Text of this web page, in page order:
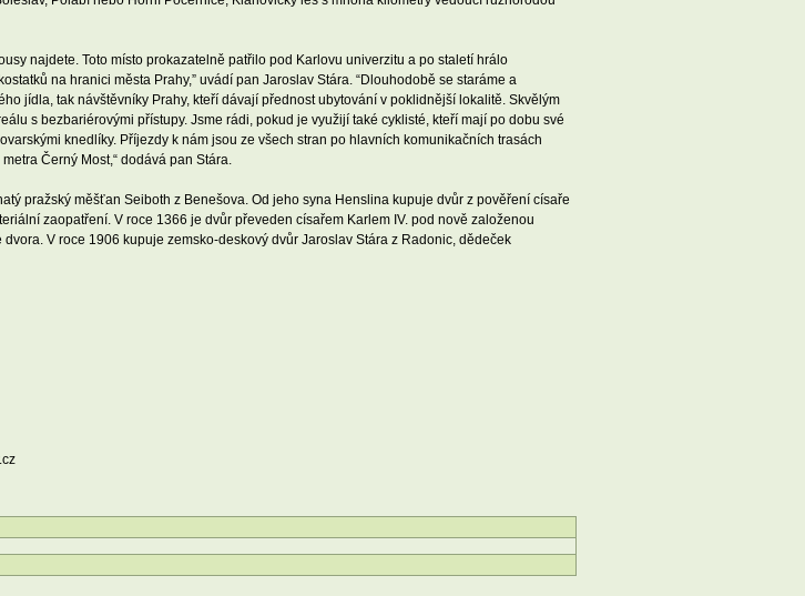
najdete. Toto místo prokazatelně patřilo pod Karlovu univerzitu a po staletí hrálo
na hranici města Prahy,” uvádí pan Jaroslav Stára. “Dlouhodobě se staráme a
jídla, tak návštěvníky Prahy, kteří dávají přednost ubytování v poklidnější lokalitě. Skvělým
s bezbariérovými přístupy. Jsme rádi, pokud je využijí také cyklisté, kteří mají po dobu své
knedlíky. Příjezdy k nám jsou ze všech stran po hlavních komunikačních trasách
Černý Most,“ dodává pan Stára.
pražský měšťan Seiboth z Benešova. Od jeho syna Henslina kupuje dvůr z pověření císaře
zaopatření. V roce 1366 je dvůr převeden císařem Karlem IV. pod nově založenou
V roce 1906 kupuje zemsko-deskový dvůr Jaroslav Stára z Radonic, dědeček